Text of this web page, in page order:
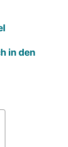
in den